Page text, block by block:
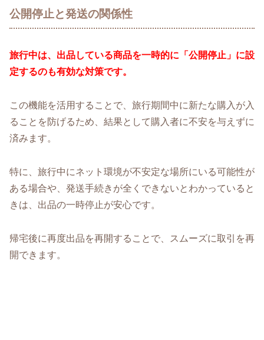
公開停止と発送の関係性
旅行中は、出品している商品を一時的に「公開停止」に設
定するのも有効な対策です。
この機能を活用することで、旅行期間中に新たな購入が入
ることを防げるため、結果として購入者に不安を与えずに
済みます。
特に、旅行中にネット環境が不安定な場所にいる可能性が
ある場合や、発送手続きが全くできないとわかっていると
きは、出品の一時停止が安心です。
帰宅後に再度出品を再開することで、スムーズに取引を再
開できます。